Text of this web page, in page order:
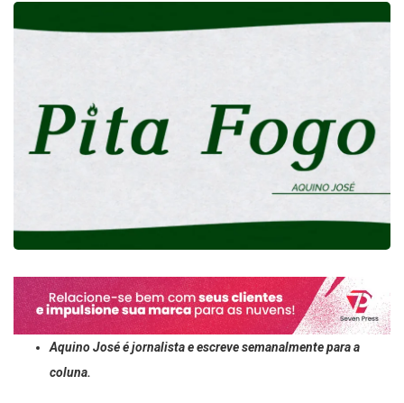
Aquino José é jornalista e escreve semanalmente para a
coluna.